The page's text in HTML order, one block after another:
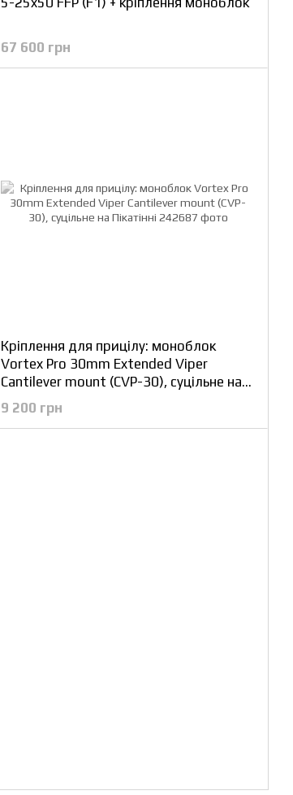
67 600 грн
Кріплення для прицілу: моноблок
Vortex Pro 30mm Extended Viper
Cantilever mount (CVP-30), суцільне на
Пікатінні
9 200 грн